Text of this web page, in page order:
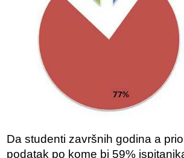
Da studenti završnih godina a
podatak po kome bi 59%